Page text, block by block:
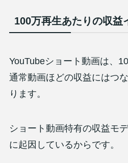
100万再生あたりの収益
YouTubeショート動画は、
通常動画ほどの収益にはつ
ります。
ショート動画特有の収益モ
に起因しているからです。